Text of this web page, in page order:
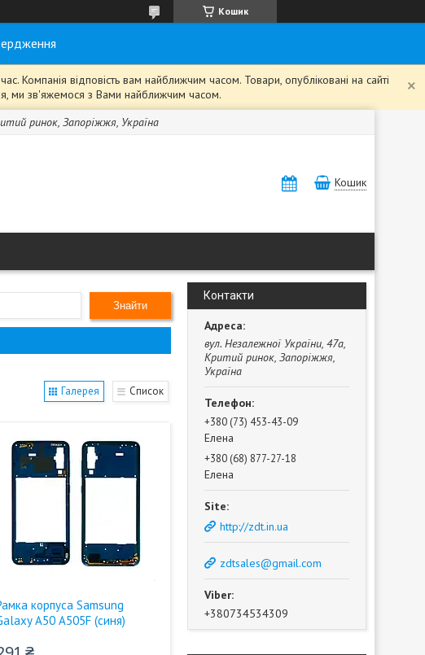
Кошик
відповість вам найближчим часом. Товари, опубліковані на сайті
ми зв'яжемося з Вами найближчим часом.
ринок, Запоріжжя, Україна
Кошик
Знайти
Галерея Список
корпуса Samsung
A50 A505F (синя)
Контакти
вул. Незалежної України, 47а,
Критий ринок, Запоріжжя,
Україна
+380 (73) 453-43-09
Елена
+380 (68) 877-27-18
Елена
http://zdt.in.ua
zdtsales@gmail.com
+380734534309